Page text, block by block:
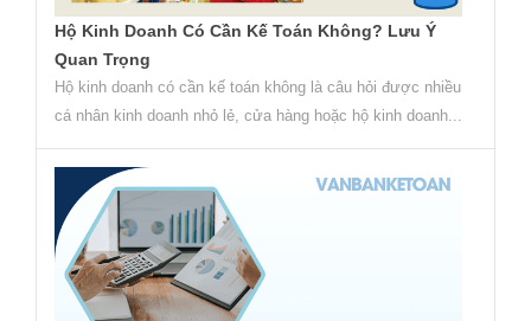
Hộ Kinh Doanh Có Cần Kế Toán Không? Lưu Ý
Quan Trọng
Hộ kinh doanh có cần kế toán không là câu hỏi được nhiều
cá nhân kinh doanh nhỏ lẻ, cửa hàng hoặc hộ kinh doanh...